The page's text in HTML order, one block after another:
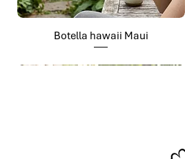
Botella hawaii Maui